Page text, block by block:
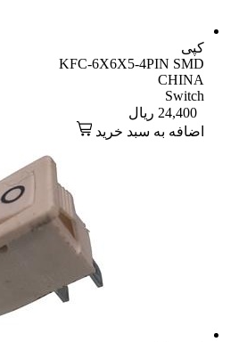
کپی
KFC-6X6X5-4PIN SMD
CHINA
Switch
24,400 ریال
اضافه به سبد خرید